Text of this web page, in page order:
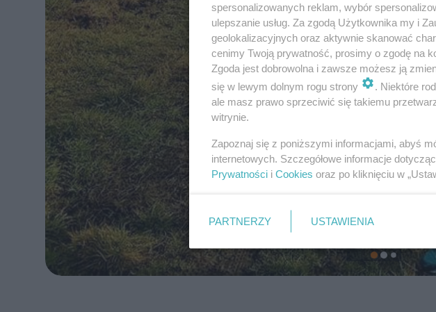
spersonalizowanych reklam, wybór
ulepszanie usług. Za zgodą Użytkownika my i
geolokalizacyjnych oraz aktywnie skanować
cenimy Twoją prywatność, prosimy o zgodę na
Zgoda jest dobrowolna i zawsze możesz ją
się w lewym dolnym rogu strony
. Niektóre
ale masz prawo sprzeciwić się takiemu
witrynie.
Zapoznaj się z poniższymi informacjami, abyś
internetowych. Szczegółowe informacje
Prywatności i Cookies oraz po kliknięciu w
PARTNERZY USTAWIENIA